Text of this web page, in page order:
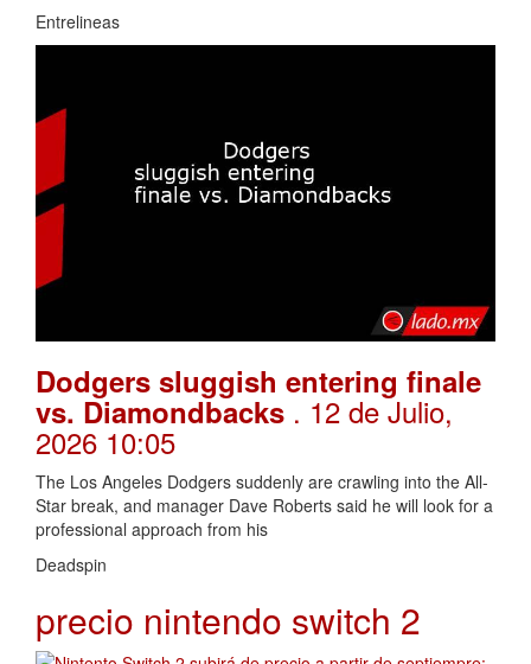
Entrelineas
Dodgers sluggish entering finale
vs. Diamondbacks . 12 de Julio,
2026 10:05
The Los Angeles Dodgers suddenly are crawling into the All-
Star break, and manager Dave Roberts said he will look for a
professional approach from his
Deadspin
precio nintendo switch 2